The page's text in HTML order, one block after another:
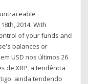
2014. With
of your funds and
balances or
USD nos últimos 26
de XRP, a tendência
ainda tendendo